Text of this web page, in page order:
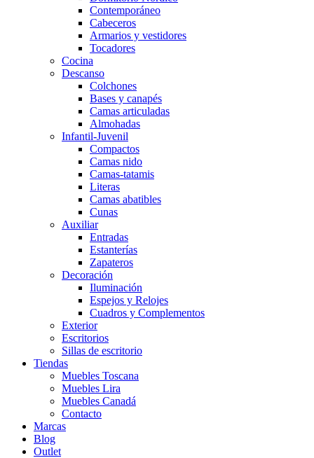
Contemporáneo
Cabeceros
Armarios y vestidores
Tocadores
Cocina
Descanso
Colchones
Bases y canapés
Camas articuladas
Almohadas
Infantil-Juvenil
Compactos
Camas nido
Camas-tatamis
Literas
Camas abatibles
Cunas
Auxiliar
Entradas
Estanterías
Zapateros
Decoración
Iluminación
Espejos y Relojes
Cuadros y Complementos
Exterior
Escritorios
Sillas de escritorio
Tiendas
Muebles Toscana
Muebles Lira
Muebles Canadá
Contacto
Marcas
Blog
Outlet